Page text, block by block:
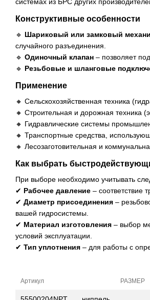
Конструктивные особенности
🔹 Шариковый или замковый
случайного разъединения.
🔹 Одиночный клапан – позволяет
🔹 Резьбовые и шланговые
Применение
🔸 Сельскохозяйственная техника
🔸 Строительная и дорожная техника
🔸 Гидравлические системы
🔸 Транспортные средства,
🔸 Лесозаготовительная и
Как выбрать
При выборе необходимо учитывать
✔ Рабочее давление – соответствие
✔ Диаметр присоединения –
вашей гидросистемы.
✔ Материал изготовления – выбор
условий эксплуатации.
✔ Тип уплотнения – для работы с
Артикул РАЗМЕР